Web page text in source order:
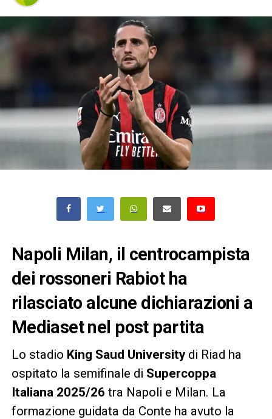
Napoli Milan, il centrocampista
dei rossoneri Rabiot ha
rilasciato alcune dichiarazioni a
Mediaset nel post partita
Lo stadio King Saud Universitydi Riad ha
ospitato la semifinale di Supercoppa
Italiana 2025/26 tra Napoli e Milan. La
formazione guidata da Conte ha avuto la